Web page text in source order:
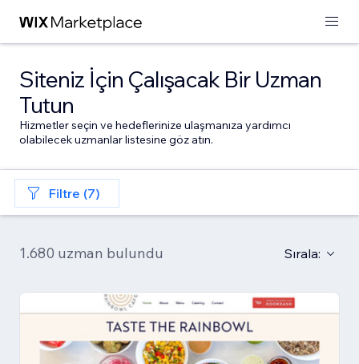
Siteniz İçin Çalışacak Bir Uzman
Tutun
Hizmetler seçin ve hedeflerinize ulaşmanıza yardımcı
olabilecek uzmanlar listesine göz atın.
Filtre (7)
1.680 uzman bulundu Sırala: